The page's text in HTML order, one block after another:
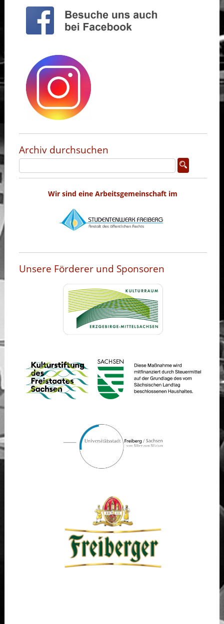
Archiv durchsuchen
Wir sind eine Arbeitsgemeinschaft im
Unsere Förderer und Sponsoren